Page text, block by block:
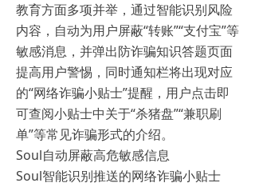
教育方面多项并举，通过智能识别风险
内容，自动为用户屏蔽“转账”“支付宝”等
敏感消息，并弹出防诈骗知识答题页面
提高用户警惕，同时通知栏将出现对应
的“网络诈骗小贴士”提醒，用户点击即
可查阅小贴士中关于“杀猪盘”“兼职刷
单”等常见诈骗形式的介绍。
Soul自动屏蔽高危敏感信息
Soul智能识别推送的网络诈骗小贴士